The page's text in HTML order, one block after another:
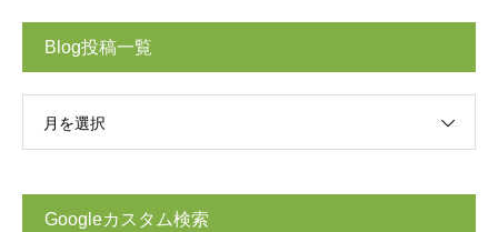
Blog投稿一覧
月を選択
Googleカスタム検索